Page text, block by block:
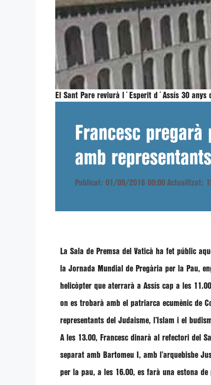
El Sant Pare reviurà l´Esperit d´Assís 30
Francesc
amb
Publicat: 01/09/2016 00:00 Actualitzat:
La Sala de Premsa del Vaticà ha fet públic
la Jornada Mundial de Pregària per la Pau,
helicòpter que aterrarà a Assís cap a les
on es trobarà amb el patriarca ecumènic de
representants del Judaisme, l’Islam i el
A les 13.00, Francesc dinarà al refectori del
separat amb Bartomeu I , amb l’arquebisbe
per la pau, a les 16.00, es farà una estona